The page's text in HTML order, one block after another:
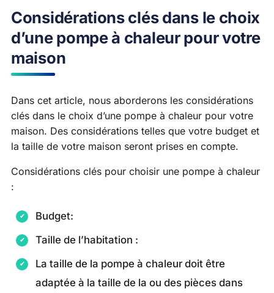
Considérations clés dans le choix
d’une pompe à chaleur pour votre
maison
Dans cet article, nous aborderons les considérations
clés dans le choix d’une pompe à chaleur pour votre
maison. Des considérations telles que votre budget et
la taille de votre maison seront prises en compte.
Considérations clés pour choisir une pompe à chaleur
:
Budget:
Taille de l’habitation :
La taille de la pompe à chaleur doit être
adaptée à la taille de la ou des pièces dans